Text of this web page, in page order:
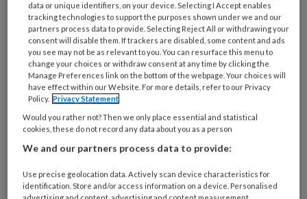
Wat
is
je
e-
mailadres?
* *
Kies
je
wachtwoord*
Kies
functie
Bij
data or unique identifiers, on your device. Selecting I Accept enables
tracking technologies to support the purposes shown under we and our
partners process data to provide. Selecting Reject All or withdrawing your
consent will disable them. If trackers are disabled, some content and ads
you see may not be as relevant to you. You can resurface this menu to
change your choices or withdraw consent at any time by clicking the
Manage Preferences link on the bottom of the webpage. Your choices will
have effect within our Website. For more details, refer to our Privacy
Policy. Privacy Statement
Would you rather not? Then we only place essential and statistical
cookies, these do not record any data about you as a person
We and our partners process data to provide:
Use precise geolocation data. Actively scan device characteristics for
identification. Store and/or access information on a device. Personalised